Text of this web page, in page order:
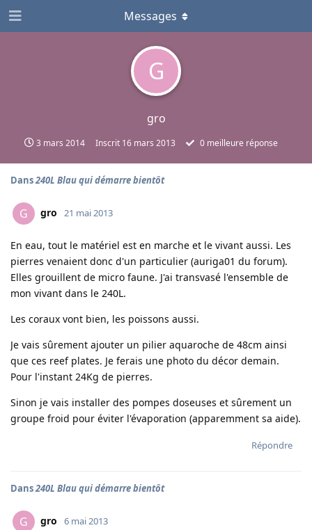
G
gro
3 mars 2014 Inscrit 16 mars 2013 0meilleure réponse
Messages
Dans240L Blau qui démarre bientôt
G gro 21 mai 2013
En eau, tout le matériel est en marche et le vivant aussi. Les
pierres venaient donc d'un particulier (auriga01 du forum).
Elles grouillent de micro faune. J'ai transvasé l'ensemble de
mon vivant dans le 240L.
Les coraux vont bien, les poissons aussi.
Je vais sûrement ajouter un pilier aquaroche de 48cm ainsi
que ces reef plates. Je ferais une photo du décor demain.
Pour l'instant 24Kg de pierres.
Sinon je vais installer des pompes doseuses et sûrement un
groupe froid pour éviter l'évaporation (apparemment sa aide).
Répondre
Dans240L Blau qui démarre bientôt
G gro 6 mai 2013